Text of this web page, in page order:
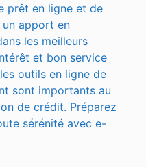
prêt en ligne et de
apport en
les meilleurs
et bon service
outils en ligne de
sont importants au
de crédit. Préparez
sérénité avec e-